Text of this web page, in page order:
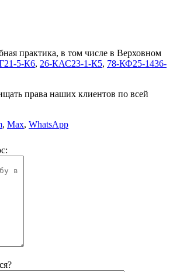
практика, в том числе в Верховном
5-К6, 26-КАС23-1-К5, 78-КФ25-1436-
права наших клиентов по всей
, Max, WhatsApp